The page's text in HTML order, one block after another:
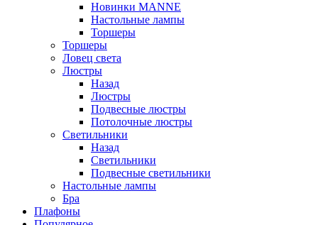
Новинки MANNE
Настольные лампы
Торшеры
Торшеры
Ловец света
Люстры
Назад
Люстры
Подвесные люстры
Потолочные люстры
Светильники
Назад
Светильники
Подвесные светильники
Настольные лампы
Бра
Плафоны